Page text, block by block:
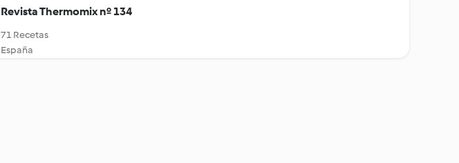
Revista Thermomix nº 134
71 Recetas
España